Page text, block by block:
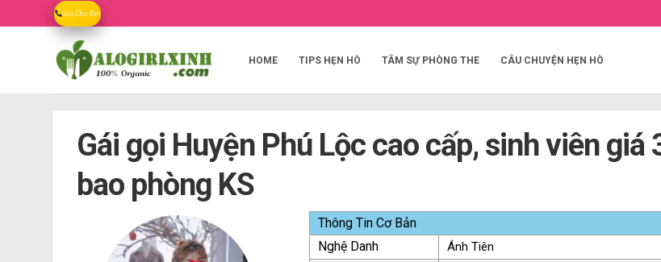
to
Gọi Cho Em
HOME TIPS HẸN HÒ TÂM SỰ PHÒNG THE CÂU CHUYỆN HẸN HÒ
Gái gọi Huyện Phú Lộc cao cấp, sinh viên giá
bao phòng KS
Thông Tin Cơ Bản
Nghệ Danh
Ánh Tiên